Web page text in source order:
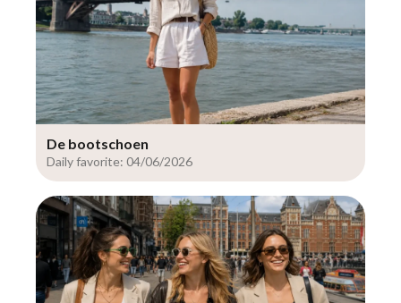
De bootschoen
Daily favorite: 04/06/2026